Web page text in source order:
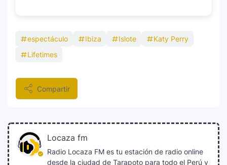
espectáculo Ibiza Islote
Katy Perry
Lifetimes
Compartir
Locaza fm
Radio Locaza FM es tu estación de radio online
desde la ciudad de Tarapoto para todo el Perú y